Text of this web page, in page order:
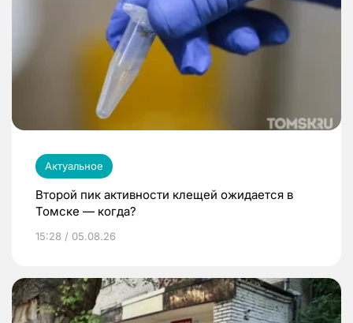
Актуальное
Второй пик активности клещей ожидается в
Томске — когда?
15:28 / 05.08.26